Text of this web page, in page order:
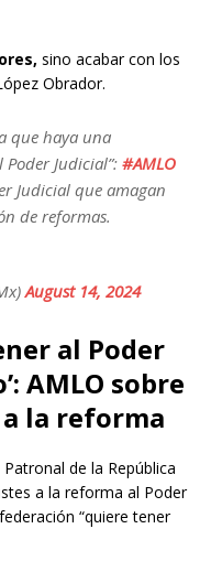
sino acabar con los
Obrador.
que haya una
Judicial”: #AMLO
Judicial que amagan
de reformas.
August 14, 2024
al Poder
AMLO sobre
la reforma
de la República
a la reforma al Poder
“quiere tener